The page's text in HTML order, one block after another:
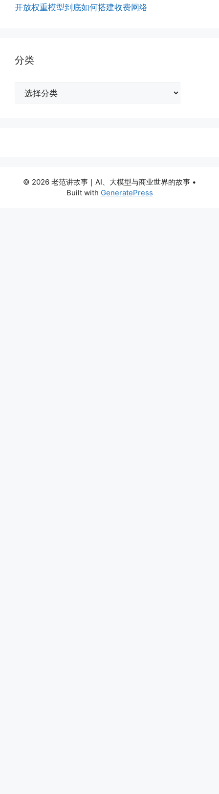
开放权重模型到底如何搭建收费网络
分类
© 2026 老范讲故事｜AI、大模型与商业世界的故事 •
Built with GeneratePress